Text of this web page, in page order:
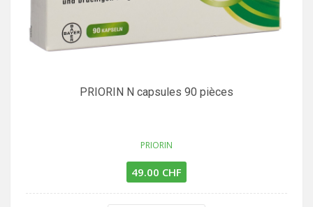
PRIORIN N capsules 90 pièces
PRIORIN
49.00 CHF